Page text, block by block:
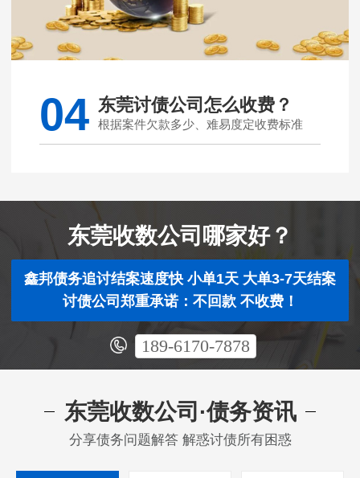
04 东莞讨债公司怎么收费？
根据案件欠款多少、难易度定收费标准
东莞收数公司哪家好？
鑫邦债务追讨结案速度快 小单1天 大单3-7天结案
讨债公司郑重承诺：不回款 不收费！
189-6170-7878
东莞收数公司·债务资讯
分享债务问题解答 解惑讨债所有困惑